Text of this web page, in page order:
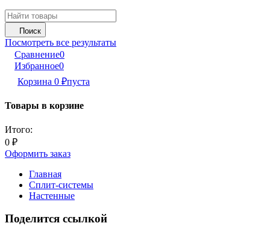
Поиск
Посмотреть все результаты
Сравнение0
Избранное0
Корзина 0 ₽пуста
Товары в корзине
Итого:
0 ₽
Оформить заказ
Главная
Сплит-системы
Настенные
Поделится ссылкой